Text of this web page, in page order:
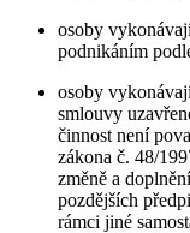
osoby
podnikáním
osoby
smlouvy
činnost není
zákona č. 48/
změně a
pozdějších
rámci jiné